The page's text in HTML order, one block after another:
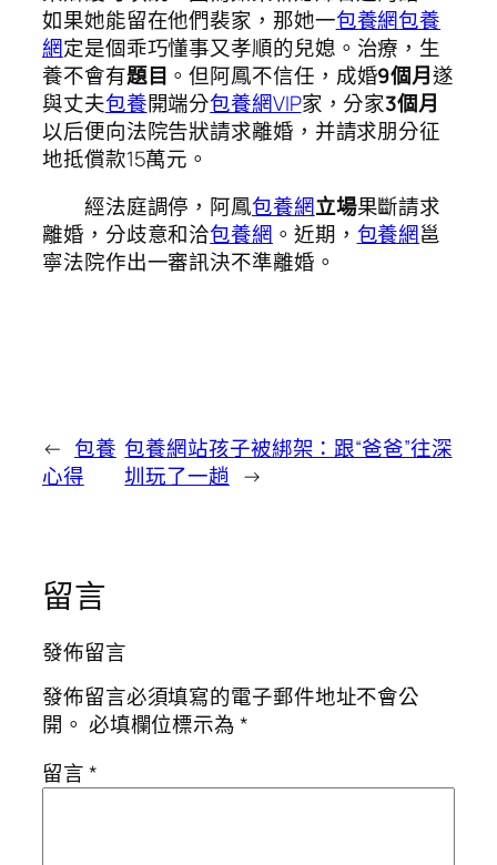
如果她能留在他們裴家，那她一包養網包養
網定是個乖巧懂事又孝順的兒媳。治療，生
養不會有題目 。但阿鳳不信任，成婚9個月遂
與丈夫包養開端分包養網VIP家，分家3個月
以后便向法院告狀請求離婚，并請求朋分征
地抵償款15萬元。
經法庭調停，阿鳳包養網立場果斷請求
離婚，分歧意和洽包養網 。近期， 包養網邕
寧法院作出一審訊決不準離婚。
← 包養
心得
包養網站孩子被綁架：跟“爸爸”往深
圳玩了一趟 →
留言
發佈留言
發佈留言必須填寫的電子郵件地址不會公
開。 必填欄位標示為*
留言*